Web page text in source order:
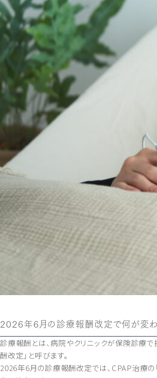
2026年6月の診療報酬改定で何が変わ
診療報酬とは、病院やクリニックが保険診療
酬改定」と呼びます。
2026年6月の診療報酬改定では、CPAP治療の